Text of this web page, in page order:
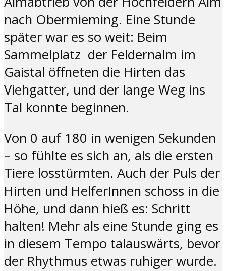
nach Obermieming. Eine Stunde
später war es so weit: Beim
Sammelplatz der Feldernalm im
Gaistal öffneten die Hirten das
Viehgatter, und der lange Weg ins
Tal konnte beginnen.
Von 0 auf 180 in wenigen Sekunden
– so fühlte es sich an, als die ersten
Tiere losstürmten. Auch der Puls der
Hirten und HelferInnen schoss in die
Höhe, und dann hieß es: Schritt
halten! Mehr als eine Stunde ging es
in diesem Tempo talauswärts, bevor
der Rhythmus etwas ruhiger wurde.